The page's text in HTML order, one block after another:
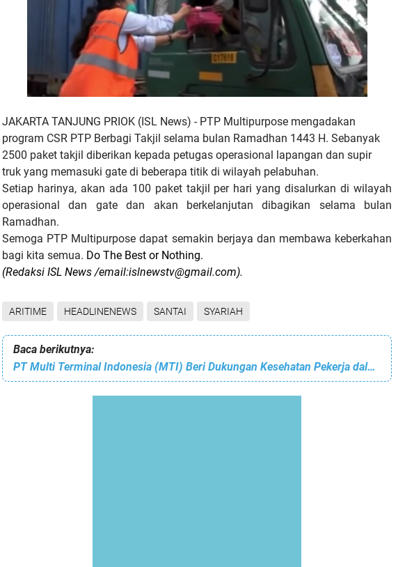
JAKARTA TANJUNG PRIOK (ISL News) - PTP Multipurpose mengadakan
program CSR PTP Berbagi Takjil selama bulan Ramadhan 1443 H. Sebanyak
2500 paket takjil diberikan kepada petugas operasional lapangan dan supir
truk yang memasuki gate di beberapa titik di wilayah pelabuhan.
Setiap harinya, akan ada 100 paket takjil per hari yang disalurkan di wilayah
operasional dan gate dan akan berkelanjutan dibagikan selama bulan
Ramadhan.
Semoga PTP Multipurpose dapat semakin berjaya dan membawa keberkahan
bagi kita semua. Do The Best or Nothing.
(Redaksi ISL News /email:islnewstv@gmail.com).
ARITIME HEADLINENEWS SANTAI SYARIAH
Baca berikutnya:
PT Multi Terminal Indonesia (MTI) Beri Dukungan Kesehatan Pekerja dalam bentuk Vitamin